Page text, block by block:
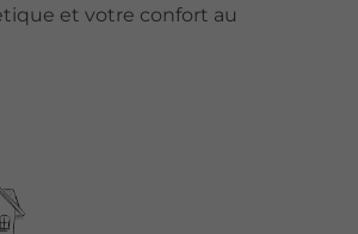
et votre confort au